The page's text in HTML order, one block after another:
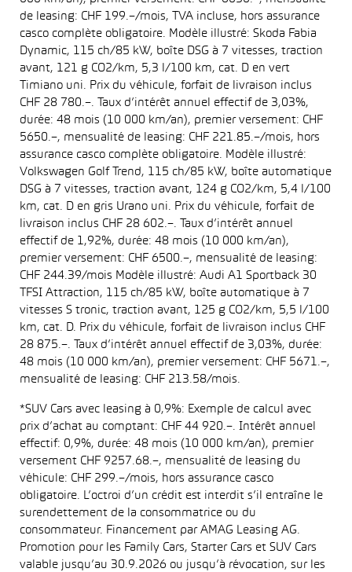
de leasing: CHF 199.–/mois, TVA incluse, hors assurance
casco complète obligatoire. Modèle illustré: Skoda Fabia
Dynamic, 115 ch/85 kW, boîte DSG à 7 vitesses, traction
avant, 121 g CO2/km, 5,3 l/100 km, cat. D en vert
Timiano uni. Prix du véhicule, forfait de livraison inclus
CHF 28 780.–. Taux d’intérêt annuel effectif de 3,03%,
durée: 48 mois (10 000 km/an), premier versement: CHF
5650.–, mensualité de leasing: CHF 221.85.–/mois, hors
assurance casco complète obligatoire. Modèle illustré:
Volkswagen Golf Trend, 115 ch/85 kW, boîte automatique
DSG à 7 vitesses, traction avant, 124 g CO2/km, 5,4 l/100
km, cat. D en gris Urano uni. Prix du véhicule, forfait de
livraison inclus CHF 28 602.–. Taux d’intérêt annuel
effectif de 1,92%, durée: 48 mois (10 000 km/an),
premier versement: CHF 6500.–, mensualité de leasing:
CHF 244.39/mois Modèle illustré: Audi A1 Sportback 30
TFSI Attraction, 115 ch/85 kW, boîte automatique à 7
vitesses S tronic, traction avant, 125 g CO2/km, 5,5 l/100
km, cat. D. Prix du véhicule, forfait de livraison inclus CHF
28 875.–. Taux d’intérêt annuel effectif de 3,03%, durée:
48 mois (10 000 km/an), premier versement: CHF 5671.–,
mensualité de leasing: CHF 213.58/mois.
*SUV Cars avec leasing à 0,9%: Exemple de calcul avec
prix d’achat au comptant: CHF 44 920.–. Intérêt annuel
effectif: 0,9%, durée: 48 mois (10 000 km/an), premier
versement CHF 9257.68.–, mensualité de leasing du
véhicule: CHF 299.–/mois, hors assurance casco
obligatoire. L’octroi d’un crédit est interdit s’il entraîne le
surendettement de la consommatrice ou du
consommateur. Financement par AMAG Leasing AG.
Promotion pour les Family Cars, Starter Cars et SUV Cars
valable jusqu’au 30.9.2026 ou jusqu’à révocation, sur les